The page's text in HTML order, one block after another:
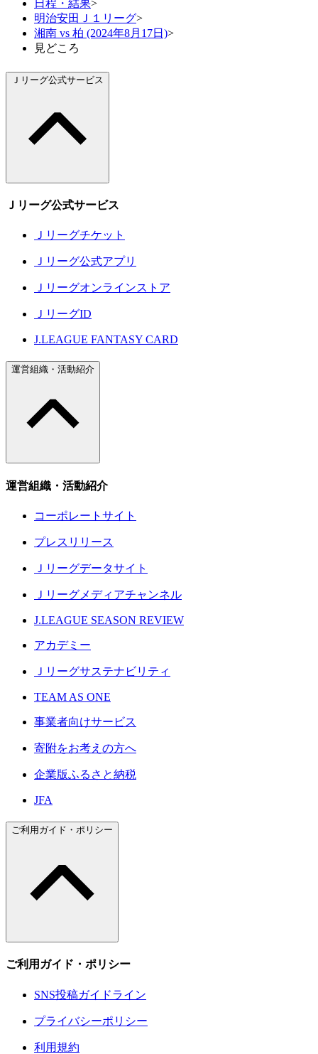
日程・結果>
明治安田Ｊ１リーグ>
湘南 vs 柏 (2024年8月17日)>
見どころ
Ｊリーグ公式サービス
Ｊリーグ公式サービス
Ｊリーグチケット
Ｊリーグ公式アプリ
Ｊリーグオンラインストア
ＪリーグID
J.LEAGUE FANTASY CARD
運営組織・活動紹介
運営組織・活動紹介
コーポレートサイト
プレスリリース
Ｊリーグデータサイト
Ｊリーグメディアチャンネル
J.LEAGUE SEASON REVIEW
アカデミー
Ｊリーグサステナビリティ
TEAM AS ONE
事業者向けサービス
寄附をお考えの方へ
企業版ふるさと納税
JFA
ご利用ガイド・ポリシー
ご利用ガイド・ポリシー
SNS投稿ガイドライン
プライバシーポリシー
利用規約